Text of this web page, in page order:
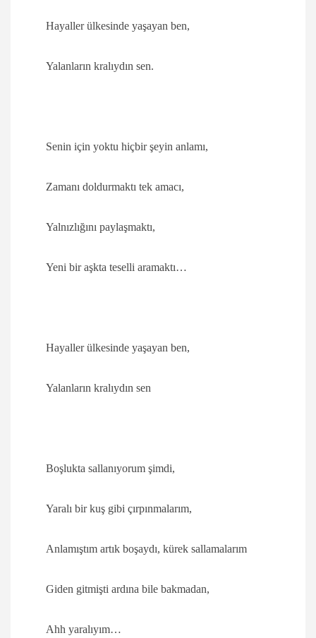
Hayaller ülkesinde yaşayan ben,
Yalanların kralıydın sen.
Senin için yoktu hiçbir şeyin anlamı,
Zamanı doldurmaktı tek amacı,
Yalnızlığını paylaşmaktı,
Yeni bir aşkta teselli aramaktı…
Hayaller ülkesinde yaşayan ben,
Yalanların kralıydın sen
Boşlukta sallanıyorum şimdi,
Yaralı bir kuş gibi çırpınmalarım,
Anlamıştım artık boşaydı, kürek sallamalarım
Giden gitmişti ardına bile bakmadan,
Ahh yaralıyım…